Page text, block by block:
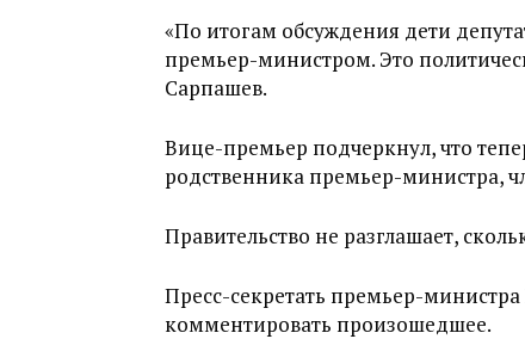
«По итогам обсуждения дети
премьер-министром. Это
Сарпашев.
Вице-премьер подчеркнул, что
родственника премьер-министра,
Правительство не разглашает,
Пресс-секретать премьер-министра
комментировать произошедшее.